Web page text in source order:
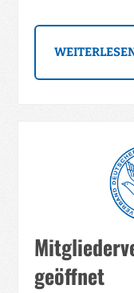
geöffnet